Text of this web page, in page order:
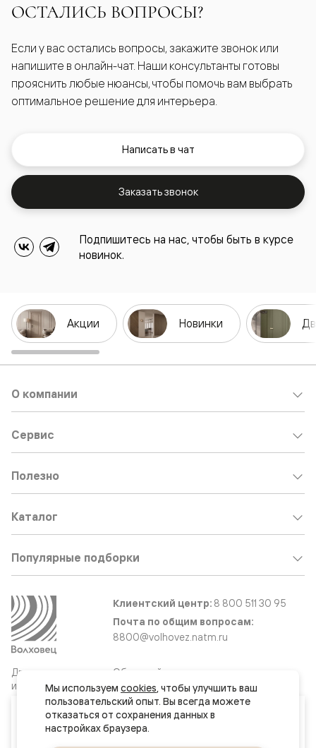
Ваш город
Москва и МО
ОСТАЛИСЬ ВОПРОСЫ?
Если у вас остались вопросы, закажите звонок или
напишите в онлайн-чат. Наши консультанты готовы
прояснить любые нюансы, чтобы помочь вам выбрать
оптимальное решение для интерьера.
Написать в чат
Заказать звонок
Подпишитесь на нас, чтобы быть в курсе
новинок.
Акции Новинки
Двери
и интерьерные
решения
О компании
Сервис
Полезно
Каталог
Популярные подборки
Клиентский центр: 8 800 511 30 95
Почта по общим вопросам:
8800@volhovez.natm.ru
Обратный звонок
Сайт не является публичной офертой
Мы используем cookies, чтобы улучшить ваш
пользовательский опыт. Вы всегда можете
отказаться от сохранения данных в